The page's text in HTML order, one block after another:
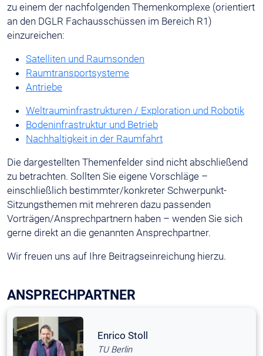
zu einem der nachfolgenden Themenkomplexe (orientiert
an den DGLR Fachausschüssen im Bereich R1)
einzureichen:
Satelliten und Raumsonden
Raumtransportsysteme
Antriebe
Weltrauminfrastrukturen / Exploration und Robotik
Bodeninfrastruktur und Betrieb
Nachhaltigkeit in der Raumfahrt
Die dargestellten Themenfelder sind nicht abschließend
zu betrachten. Sollten Sie eigene Vorschläge –
einschließlich bestimmter/konkreter Schwerpunkt-
Sitzungsthemen mit mehreren dazu passenden
Vorträgen/Ansprechpartnern haben – wenden Sie sich
gerne direkt an die genannten Ansprechpartner.
Wir freuen uns auf Ihre Beitragseinreichung hierzu.
ANSPRECHPARTNER
Enrico Stoll
TU Berlin